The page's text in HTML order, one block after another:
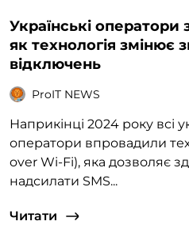
Українські оператори
як технологія змінює
відключень
ProIT NEWS
Наприкінці 2024 року всі
оператори впровадили
over Wi-Fi), яка дозволяє
надсилати SMS...
Читати